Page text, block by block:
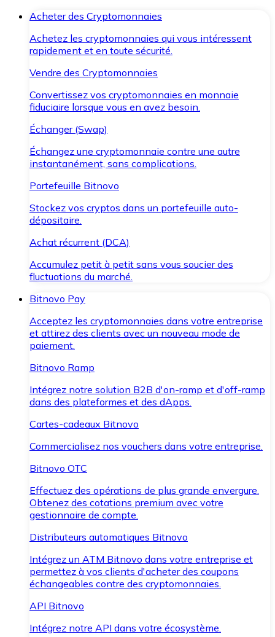
Acheter des Cryptomonnaies
Achetez les cryptomonnaies qui vous intéressent
rapidement et en toute sécurité.
Vendre des Cryptomonnaies
Convertissez vos cryptomonnaies en monnaie
fiduciaire lorsque vous en avez besoin.
Échanger (Swap)
Échangez une cryptomonnaie contre une autre
instantanément, sans complications.
Portefeuille Bitnovo
Stockez vos cryptos dans un portefeuille auto-
dépositaire.
Achat récurrent (DCA)
Accumulez petit à petit sans vous soucier des
fluctuations du marché.
Bitnovo Pay
Acceptez les cryptomonnaies dans votre entreprise
et attirez des clients avec un nouveau mode de
paiement.
Bitnovo Ramp
Intégrez notre solution B2B d'on-ramp et d'off-ramp
dans des plateformes et des dApps.
Cartes-cadeaux Bitnovo
Commercialisez nos vouchers dans votre entreprise.
Bitnovo OTC
Effectuez des opérations de plus grande envergure.
Obtenez des cotations premium avec votre
gestionnaire de compte.
Distributeurs automatiques Bitnovo
Intégrez un ATM Bitnovo dans votre entreprise et
permettez à vos clients d'acheter des coupons
échangeables contre des cryptomonnaies.
API Bitnovo
Intégrez notre API dans votre écosystème.